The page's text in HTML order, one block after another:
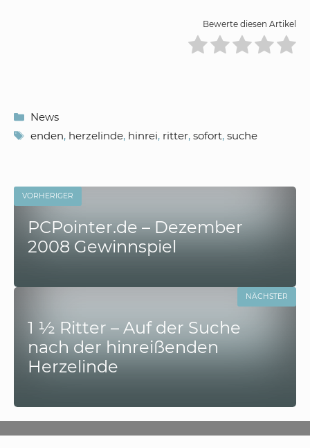
Bewerte diesen Artikel
Kategorien
News
Schlagwörter
enden, herzelinde, hinrei, ritter, sofort, suche
VORHERIGER
PCPointer.de – Dezember
2008 Gewinnspiel
1 ½ Ritter – Auf der Suche
nach der hinreißenden
Herzelinde
NÄCHSTER